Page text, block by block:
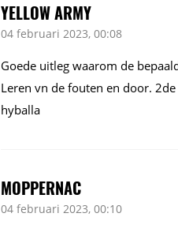
YELLOW ARMY
04 februari 2023, 00:08
Goede uitleg waarom de
Leren vn de fouten en door.
hyballa
MOPPERNAC
04 februari 2023, 00:10